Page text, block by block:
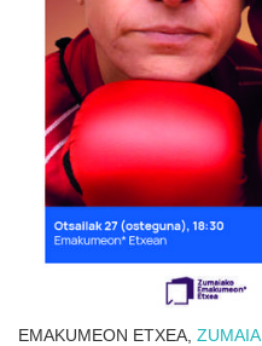
EMAKUMEON ETXEA, ZUMAIA